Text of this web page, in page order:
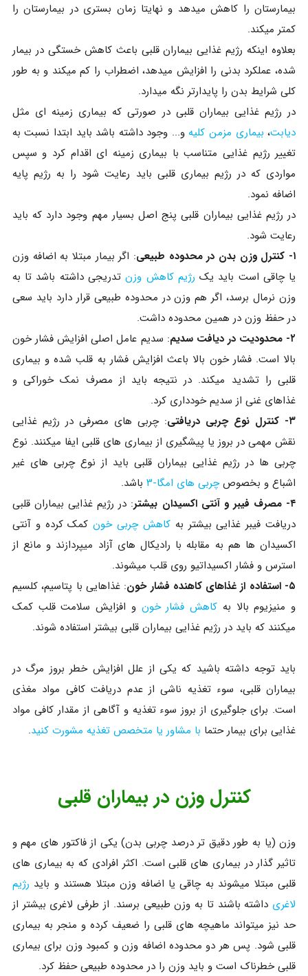
بیمارستان را کاهش میدهد و نهایتا زمان بستری در بیمارستان را
کمتر میکند.
بعلاوه اینکه رژیم غذایی بیماران قلبی باعث کاهش خستگی در بیمار
شده، عملکرد بدنی را افزایش میدهد، اضطراب را کم میکند و به طور
کلی شرایط بدن را پایدارتر نگه میدارد.
در رژیم غذایی بیماران قلبی در صورتی که بیماری زمینه ای مثل
دیابت، بیماری مزمن کلیهو... وجود داشته باشد باید ابتدا نسبت به
تغییر رژیم غذایی متناسب با بیماری زمینه ای اقدام کرد و سپس
مواردی که در رژیم بیماری قلبی باید رعایت شود را به رژیم پایه
اضافه نمود.
در رژیم غذایی بیماران قلبی پنج اصل بسیار مهم وجود دارد که باید
رعایت شود.
۱- کنترل وزن بدن در محدوده طبیعی
: اگر بیمار مبتلا به اضافه وزن
یا چاقی است باید یک رژیم کاهش وزنتدریجی داشته باشد تا به
وزن نرمال برسد، اگر هم وزن در محدوده طبیعی قرار دارد باید سعی
در حفظ وزن در همین محدوده داشت.
۲- محدودیت در دیافت سدیم
: سدیم عامل اصلی افزایش فشار خون
بالا است. فشار خون بالا باعث افزایش فشار به قلب شده و بیماری
قلبی را تشدید میکند. در نتیجه باید از مصرف نمک خوراکی و
غذاهای غنی از سدیم خودداری کرد.
۳- کنترل نوع چربی دریافتی
: چربی های مصرفی در رژیم غذایی
نقش مهمی در بروز یا پیشگیری از بیماری های قلبی ایفا میکنند. نوع
چربی ها در رژیم غذایی بیماران قلبی باید از نوع چربی های غیر
اشباع و بخصوصچربی های امگا-۳ باشد.
۴- مصرف فیبر و آنتی اکسیدان بیشتر
: در رژیم غذایی بیماران قلبی
دریافت فیبر غذایی بیشتر بهکاهش چربی خونکمک کرده و آنتی
اکسیدان ها هم به مقابله با رادیکال های آزاد میپردازند و مانع از
استرس و فشار اکسیداتیو روی قلب میشوند.
۵- استفاده از غذاهای کاهنده فشار خون
: غذاهایی با پتاسیم، کلسیم
و منیزیوم بالا به کاهش فشار خون و افزایش سلامت قلب کمک
میکنند که باید در رژیم غذایی بیماران قلبی بیشتر استفاده شوند.
باید توجه داشته باشید که یکی از علل افزایش خطر بروز مرگ در
بیماران قلبی، سوء تغذیه ناشی از عدم دریافت کافی مواد مغذی
است. برای جلوگیری از بروز سوء تغذیه و آگاهی از مقدار کافی مواد
غذایی برای بیمار حتما با مشاور یا متخصص تغذیه مشورت کنید.
کنترل وزن در بیماران قلبی
وزن (یا به طور دقیق تر درصد چربی بدن) یکی از فاکتور های مهم و
تاثیر گذار در بیماری های قلبی است. اکثر افرادی که به بیماری های
قلبی مبتلا میشوند به چاقی یا اضافه وزن مبتلا هستند و باید رژیم
لاغری داشته باشند تا به وزن طبیعی برسند. از طرفی لاغری بیشتر از
حد نیز میتواند ماهیچه های قلبی را ضعیف کرده و منجر به بیماری
قلبی شود. پس هر دو محدوده اضافه وزن و کمبود وزن برای بیماری
قلبی خطرناک است و باید وزن را در محدوده طبیعی حفظ کرد.